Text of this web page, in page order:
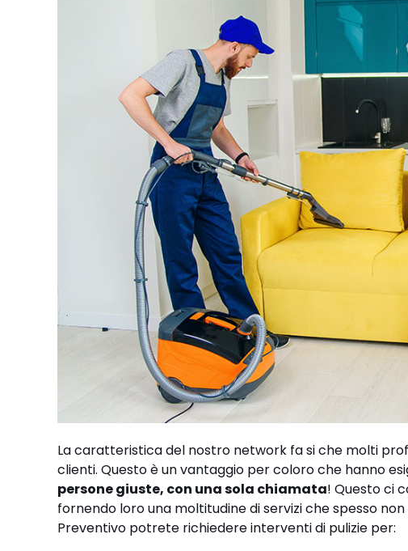
La caratteristica del nostro network fa si che molti
clienti. Questo è un vantaggio per coloro che hanno
persone giuste, con una sola chiamata! Questo ci
fornendo loro una moltitudine di servizi che spesso
Preventivo potrete richiedere interventi di pulizie per: